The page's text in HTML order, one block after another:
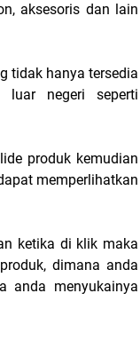
aksesoris dan lain
tidak hanya tersedia
negeri seperti
produk kemudian
memperlihatkan
ketika di klik maka
dimana anda
anda menyukainya